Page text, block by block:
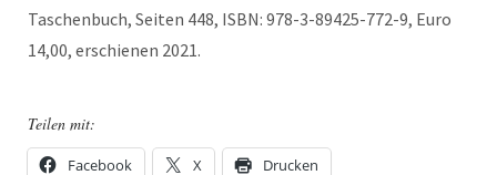
Taschenbuch, Seiten 448, ISBN: 978-3-89425-772-9, Euro
14,00, erschienen 2021.
Teilen mit:
Facebook X Drucken